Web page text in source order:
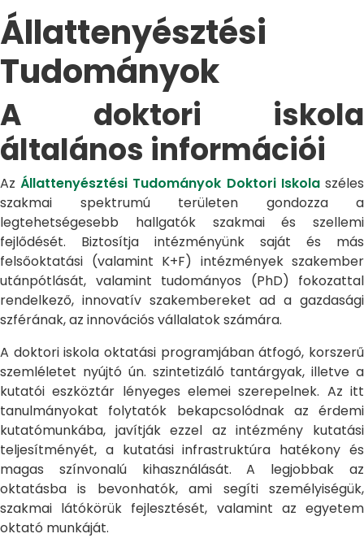
Állattenyésztési
Tudományok
A doktori iskola
általános információi
AzÁllattenyésztési Tudományok Doktori Iskolaszéles
szakmai spektrumú területen gondozza a
legtehetségesebb hallgatók szakmai és szellemi
fejlődését. Biztosítja intézményünk saját és más
felsőoktatási (valamint K+F) intézmények szakember
utánpótlását, valamint tudományos (PhD) fokozattal
rendelkező, innovatív szakembereket ad a gazdasági
szférának, az innovációs vállalatok számára.
A doktori iskola oktatási programjában átfogó, korszerű
szemléletet nyújtó ún. szintetizáló tantárgyak, illetve a
kutatói eszköztár lényeges elemei szerepelnek. Az itt
tanulmányokat folytatók bekapcsolódnak az érdemi
kutatómunkába, javítják ezzel az intézmény kutatási
teljesítményét, a kutatási infrastruktúra hatékony és
magas színvonalú kihasználását. A legjobbak az
oktatásba is bevonhatók, ami segíti személyiségük,
szakmai látókörük fejlesztését, valamint az egyetem
oktató munkáját.